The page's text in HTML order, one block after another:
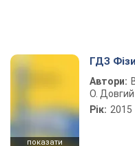
показати
ГДЗ
Автори:
О. Довгий
Рік: 2015